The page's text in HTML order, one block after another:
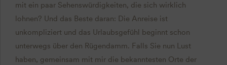
mit ein paar Sehenswürdigkeiten, die sich wirklich
lohnen? Und das Beste daran: Die Anreise ist
unkompliziert und das Urlaubsgefühl beginnt schon
unterwegs über den Rügendamm. Falls Sie nun Lust
haben, gemeinsam mit mir die bekanntesten Orte der